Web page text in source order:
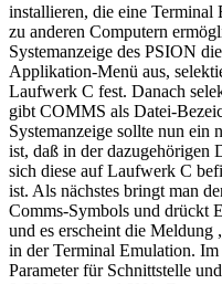
installieren, die eine Terminal
zu anderen Computern
Systemanzeige des PSION
Applikation-Menü aus,
Laufwerk C fest. Danach
gibt COMMS als Datei-
Systemanzeige sollte nun ein
ist, daß in der dazugehörigen
sich diese auf Laufwerk C
ist. Als nächstes bringt man
Comms-Symbols und drückt
und es erscheint die
in der Terminal Emulation.
Parameter für Schnittstelle